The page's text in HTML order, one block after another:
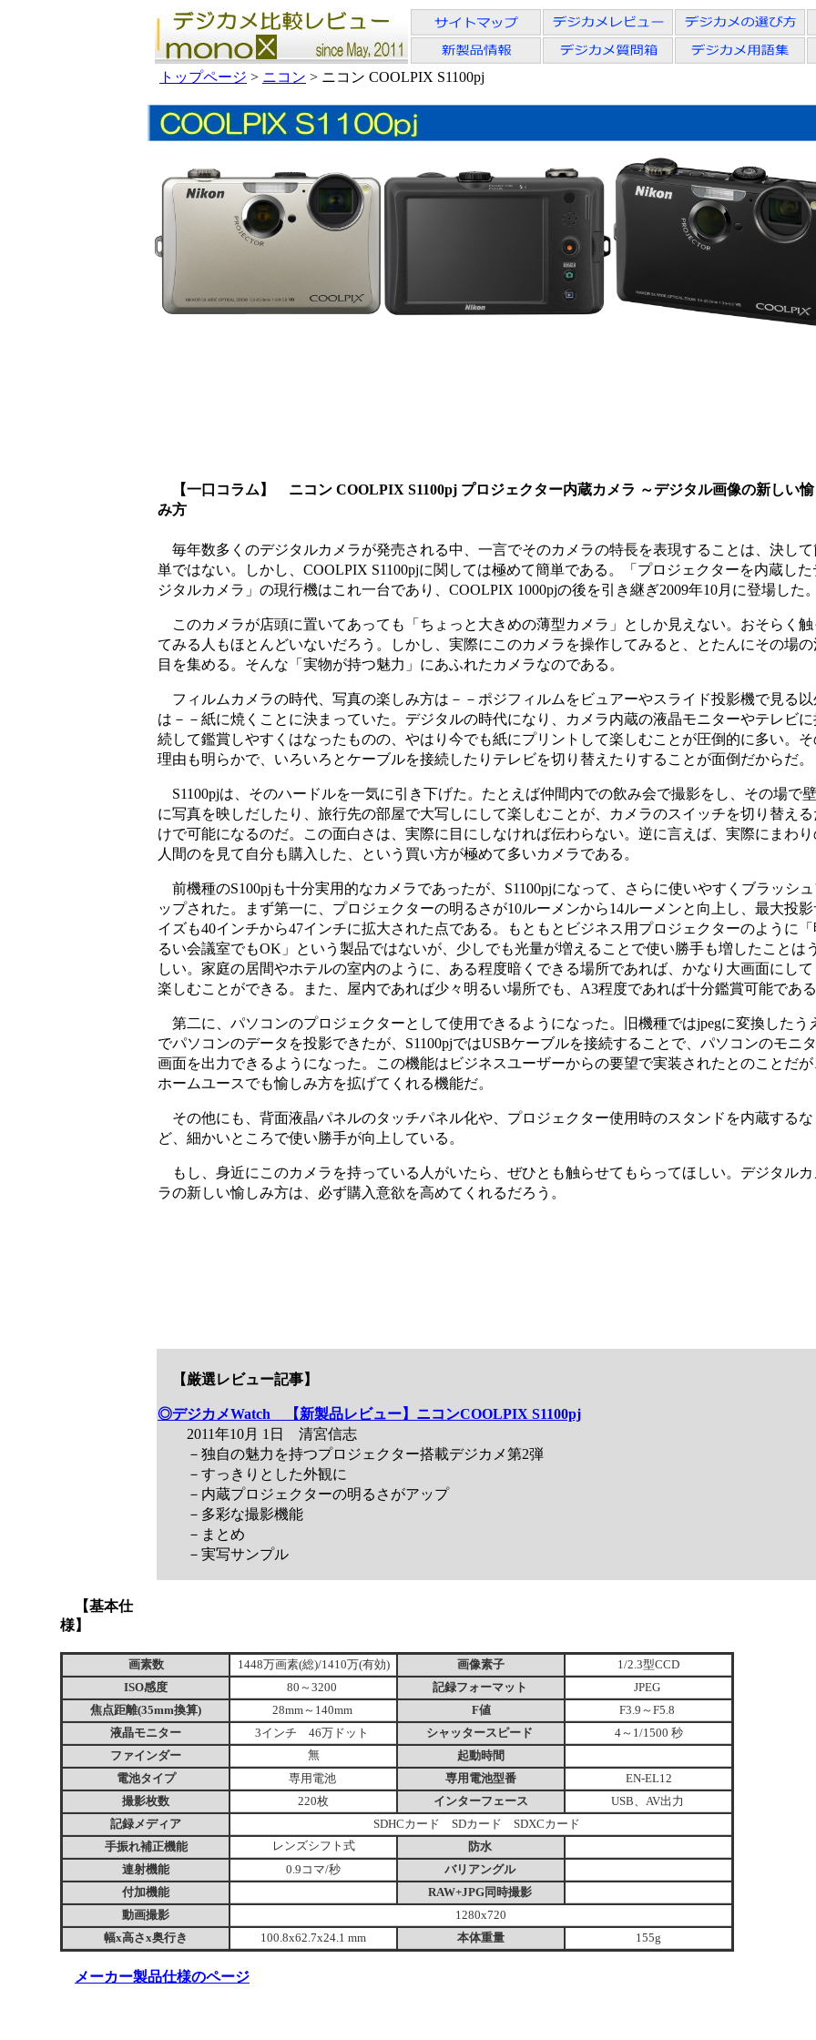
トップページ > ニコン > ニコン COOLPIX S1100pj
【一口コラム】 ニコン COOLPIX S1100pj プロジェクター内蔵カメラ ～デジタル画像の新しい愉
み方
毎年数多くのデジタルカメラが発売される中、一言でそのカメラの特長を表現することは、決して
単ではない。しかし、COOLPIX S1100pjに関しては極めて簡単である。「プロジェクターを内蔵した
ジタルカメラ」の現行機はこれ一台であり、COOLPIX 1000pjの後を引き継ぎ2009年10月に登場した。
このカメラが店頭に置いてあっても「ちょっと大きめの薄型カメラ」としか見えない。おそらく触
てみる人もほとんどいないだろう。しかし、実際にこのカメラを操作してみると、とたんにその場の
目を集める。そんな「実物が持つ魅力」にあふれたカメラなのである。
フィルムカメラの時代、写真の楽しみ方は－－ポジフィルムをビュアーやスライド投影機で見る以
は－－紙に焼くことに決まっていた。デジタルの時代になり、カメラ内蔵の液晶モニターやテレビに
続して鑑賞しやすくはなったものの、やはり今でも紙にプリントして楽しむことが圧倒的に多い。そ
理由も明らかで、いろいろとケーブルを接続したりテレビを切り替えたりすることが面倒だからだ。
S1100pjは、そのハードルを一気に引き下げた。たとえば仲間内での飲み会で撮影をし、その場で
に写真を映しだしたり、旅行先の部屋で大写しにして楽しむことが、カメラのスイッチを切り替える
けで可能になるのだ。この面白さは、実際に目にしなければ伝わらない。逆に言えば、実際にまわり
人間のを見て自分も購入した、という買い方が極めて多いカメラである。
前機種のS100pjも十分実用的なカメラであったが、S1100pjになって、さらに使いやすくブラッシュ
ップされた。まず第一に、プロジェクターの明るさが10ルーメンから14ルーメンと向上し、最大投影
イズも40インチから47インチに拡大された点である。もともとビジネス用プロジェクターのように「
るい会議室でもOK」という製品ではないが、少しでも光量が増えることで使い勝手も増したことは
しい。家庭の居間やホテルの室内のように、ある程度暗くできる場所であれば、かなり大画面にして
楽しむことができる。また、屋内であれば少々明るい場所でも、A3程度であれば十分鑑賞可能である
第二に、パソコンのプロジェクターとして使用できるようになった。旧機種ではjpegに変換したう
でパソコンのデータを投影できたが、S1100pjではUSBケーブルを接続することで、パソコンのモニ
画面を出力できるようになった。この機能はビジネスユーザーからの要望で実装されたとのことだが
ホームユースでも愉しみ方を拡げてくれる機能だ。
その他にも、背面液晶パネルのタッチパネル化や、プロジェクター使用時のスタンドを内蔵するな
ど、細かいところで使い勝手が向上している。
もし、身近にこのカメラを持っている人がいたら、ぜひとも触らせてもらってほしい。デジタルカ
ラの新しい愉しみ方は、必ず購入意欲を高めてくれるだろう。
【厳選レビュー記事】
◎デジカメWatch 【新製品レビュー】ニコンCOOLPIX S1100pj
2011年10月 1日 清宮信志
－独自の魅力を持つプロジェクター搭載デジカメ第2弾
－すっきりとした外観に
－内蔵プロジェクターの明るさがアップ
－多彩な撮影機能
－まとめ
－実写サンプル
【基本仕
様】
画素数 1448万画素(総)/1410万(有効) 画像素子
1/2.3型CCD
ISO感度
80～3200 記録フォーマット
JPEG
焦点距離(35mm換算)
28mm～140mm F値
F3.9～F5.8
液晶モニター
3インチ 46万ドット シャッタースピード
4～1/1500 秒
ファインダー
無
起動時間
電池タイプ
専用電池 専用電池型番
EN-EL12
撮影枚数
220枚 インターフェース
USB、AV出力
記録メディア
SDHCカード SDカード SDXCカード
手振れ補正機能
レンズシフト式
防水
連射機能
0.9コマ/秒
バリアングル
付加機能
RAW+JPG同時撮影
動画撮影
1280x720
幅x高さx奥行き
100.8x62.7x24.1 mm 本体重量 155g
メーカー製品仕様のページ